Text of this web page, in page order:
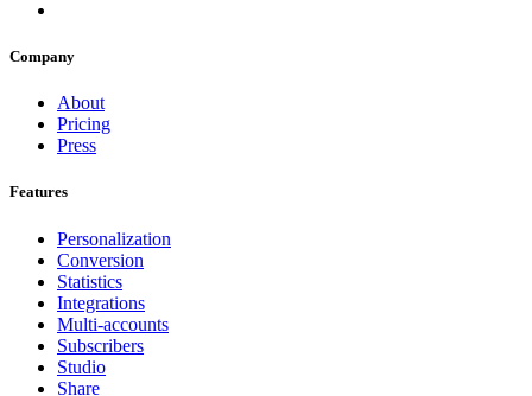
Company
About
Pricing
Press
Features
Personalization
Conversion
Statistics
Integrations
Multi-accounts
Subscribers
Studio
Share